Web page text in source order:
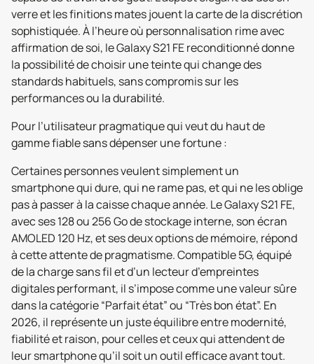
verre et les finitions mates jouent la carte de la discrétion
sophistiquée. À l’heure où personnalisation rime avec
affirmation de soi, le Galaxy S21 FE reconditionné donne
la possibilité de choisir une teinte qui change des
standards habituels, sans compromis sur les
performances ou la durabilité.
Pour l’utilisateur pragmatique qui veut du haut de
gamme fiable sans dépenser une fortune :
Certaines personnes veulent simplement un
smartphone qui dure, qui ne rame pas, et qui ne les oblige
pas à passer à la caisse chaque année. Le Galaxy S21 FE,
avec ses 128 ou 256 Go de stockage interne, son écran
AMOLED 120 Hz, et ses deux options de mémoire, répond
à cette attente de pragmatisme. Compatible 5G, équipé
de la charge sans fil et d’un lecteur d’empreintes
digitales performant, il s’impose comme une valeur sûre
dans la catégorie “Parfait état” ou “Très bon état”. En
2026, il représente un juste équilibre entre modernité,
fiabilité et raison, pour celles et ceux qui attendent de
leur smartphone qu’il soit un outil efficace avant tout.